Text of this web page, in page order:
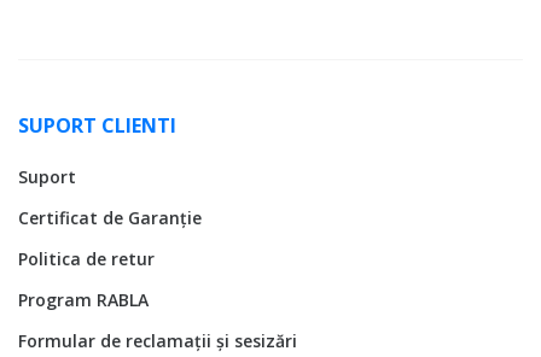
SUPORT CLIENTI
Suport
Certificat de Garanție
Politica de retur
Program RABLA
Formular de reclamații și sesizări